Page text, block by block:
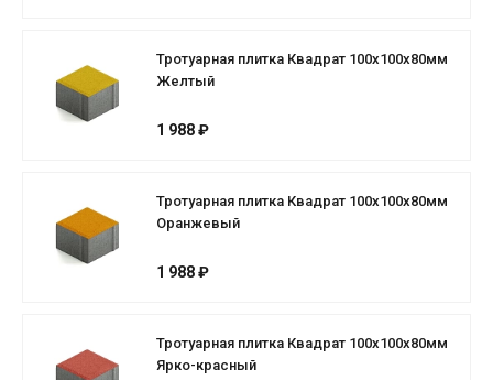
Тротуарная плитка Квадрат 100х100х80мм
Желтый
1 988 ₽
Тротуарная плитка Квадрат 100х100х80мм
Оранжевый
1 988 ₽
Тротуарная плитка Квадрат 100х100х80мм
Ярко-красный